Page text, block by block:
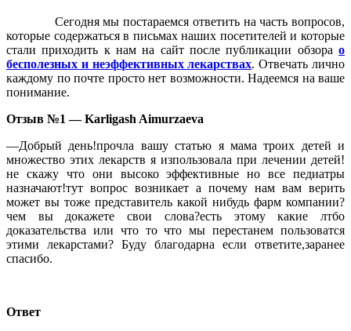
Сегодня мы постараемся ответить на часть вопросов,
которые содержаться в письмах наших посетителей и которые
стали приходить к нам на сайт после публикации обзора о
бесполезных и неэффективных лекарствах. Отвечать лично
каждому по почте просто нет возможности. Надеемся на ваше
понимание.
Отзыв №1 —Karligash Aimurzaeva
—Добрый день!прочла вашу статью я мама троих детей и
множество этих лекарств я изпользовала при лечении детей!
не скажу что они высоко эффективные но все педиатры
назначают!тут вопрос возникает а почему нам вам верить
может вы тоже представитель какой нибудь фарм компании?
чем вы докажете свои слова?есть этому какие лтбо
доказательства или что то что мы перестанем пользоватся
этими лекарстами? Буду благодарна если ответите,заранее
спасибо.
Ответ